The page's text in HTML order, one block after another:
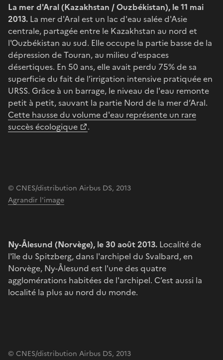
La mer d'Aral (Kazakhstan / Ouzbékistan), le 11 mai
2013. La mer d'Aral est un lac d'eau salée d'Asie
centrale, partagée entre le Kazakhstan au nord et
l'Ouzbékistan au sud. Elle occupe la partie basse de la
dépression de Touran, au milieu d'espaces
désertiques. En 50 ans, elle avait perdu 75% de sa
superficie du fait de l’irrigation intensive pratiquée en
URSS. Grâce à un barrage, le niveau de l'eau remonte
petit à petit, sauvant la partie Nord de la mer d‘Aral.
Cette hausse du volume d'eau représente un rare
succès écologique
.
© CNES/distribution Airbus DS, 2013
Agrandir l'image
Ny-Ålesund (Norvège), le 30 août 2013. Localité de
l'île du Spitzberg, dans l'archipel du Svalbard, en
Norvège, Ny-Ålesund est l'une des quatre
agglomérations habitées de l'archipel. C’est aussi la
localité la plus au nord du monde.
© CNES/distribution Airbus DS, 2013